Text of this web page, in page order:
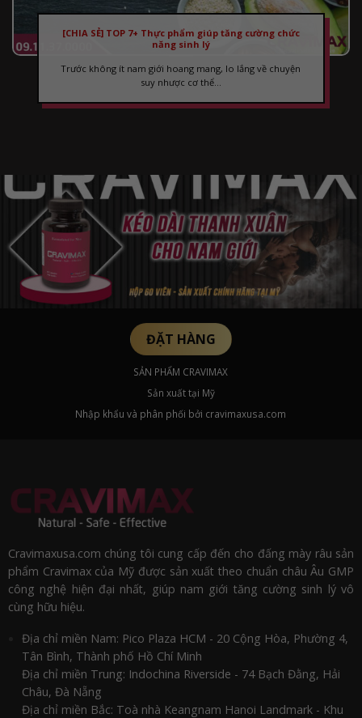
[CHIA SẺ] TOP 7+ Thực phẩm giúp tăng cường chức
năng sinh lý
Trước không ít nam giới hoang mang, lo lắng về chuyện
suy nhược cơ thể...
ĐẶT HÀNG
SẢN PHẨM CRAVIMAX
Sản xuất tại Mỹ
Nhập khẩu và phân phối bởi cravimaxusa.com
Cravimaxusa.com chúng tôi cung cấp đến cho đấng mày râu sản
phẩm Cravimax của Mỹ được sản xuất theo chuẩn châu Âu GMP
công nghệ hiện đại nhất, giúp nam giới tăng cường sinh lý vô
cùng hữu hiệu.
Địa chỉ miền Nam: Pico Plaza HCM - 20 Cộng Hòa, Phường 4,
Tân Bình, Thành phố Hồ Chí Minh
Địa chỉ miền Trung: Indochina Riverside - 74 Bạch Đằng, Hải
Châu, Đà Nẵng
Địa chỉ miền Bắc: Toà nhà Keangnam Hanoi Landmark - Khu